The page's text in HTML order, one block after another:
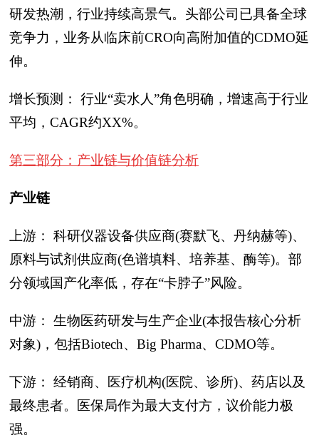
研发热潮，行业持续高景气。头部公司已具备全球
竞争力，业务从临床前CRO向高附加值的CDMO延
伸。
增长预测： 行业“卖水人”角色明确，增速高于行业
平均，CAGR约XX%。
第三部分：产业链与价值链分析
产业链
上游： 科研仪器设备供应商(赛默飞、丹纳赫等)、
原料与试剂供应商(色谱填料、培养基、酶等)。部
分领域国产化率低，存在“卡脖子”风险。
中游： 生物医药研发与生产企业(本报告核心分析
对象)，包括Biotech、Big Pharma、CDMO等。
下游： 经销商、医疗机构(医院、诊所)、药店以及
最终患者。医保局作为最大支付方，议价能力极
强。